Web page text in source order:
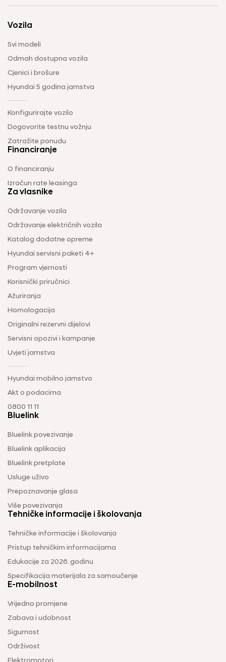
Vozila
Svi modeli
Odmah dostupna vozila
Cjenici i brošure
Hyundai 5 godina jamstva
Konfigurirajte vozilo
Dogovorite testnu vožnju
Zatražite ponudu
Financiranje
O financiranju
Izračun rate leasinga
Za vlasnike
Održavanje vozila
Održavanje električnih vozila
Katalog dodatne opreme
Hyundai servisni paketi 4+
Program vjernosti
Korisnički priručnici
Ažuriranja
Homologacija
Originalni rezervni dijelovi
Servisni opozivi i kampanje
Uvjeti jamstva
Hyundai mobilno jamstvo
Akt o podacima
0800 11 11
Bluelink
Bluelink povezivanje
Bluelink aplikacija
Bluelink pretplate
Usluge uživo
Prepoznavanje glasa
Više povezivanja
Tehničke informacije i školovanja
Tehničke informacije i školovanja
Pristup tehničkim informacijama
Edukacije za 2026. godinu
Specifikacija materijala za samoučenje
E-mobilnost
Vrijedno promjene
Zabava i udobnost
Sigurnost
Održivost